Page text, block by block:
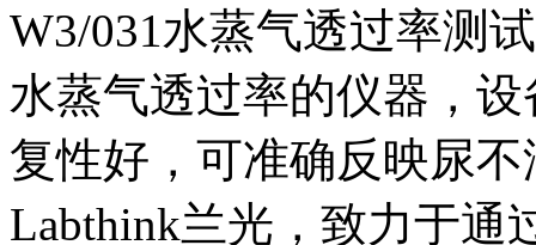
W3/031水蒸气透过率测
水蒸气透过率的仪器，
复性好，可准确反映尿
Labthink兰光，致力于通